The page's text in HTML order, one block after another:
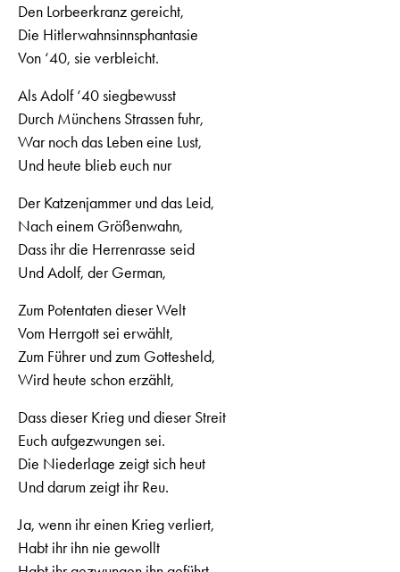
Den Lorbeerkranz gereicht,
Die Hitlerwahnsinnsphantasie
Von ‘40, sie verbleicht.
Als Adolf ‘40 siegbewusst
Durch Münchens Strassen fuhr,
War noch das Leben eine Lust,
Und heute blieb euch nur
Der Katzenjammer und das Leid,
Nach einem Größenwahn,
Dass ihr die Herrenrasse seid
Und Adolf, der German,
Zum Potentaten dieser Welt
Vom Herrgott sei erwählt,
Zum Führer und zum Gottesheld,
Wird heute schon erzählt,
Dass dieser Krieg und dieser Streit
Euch aufgezwungen sei.
Die Niederlage zeigt sich heut
Und darum zeigt ihr Reu.
Ja, wenn ihr einen Krieg verliert,
Habt ihr ihn nie gewollt